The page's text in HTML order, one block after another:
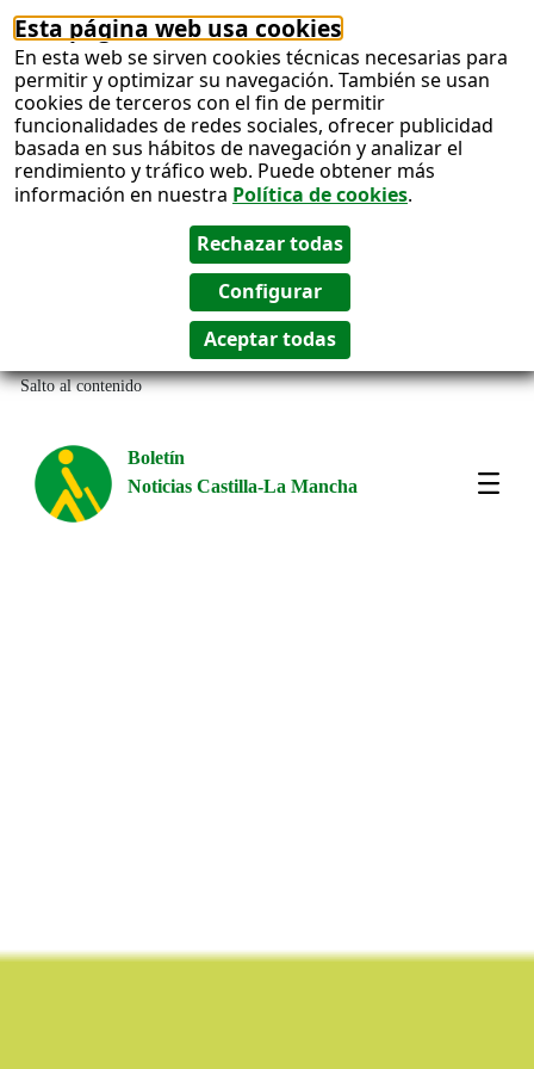
Esta página web usa cookies
En esta web se sirven cookies técnicas necesarias para
permitir y optimizar su navegación. También se usan
cookies de terceros con el fin de permitir
funcionalidades de redes sociales, ofrecer publicidad
basada en sus hábitos de navegación y analizar el
rendimiento y tráfico web. Puede obtener más
información en nuestra Política de cookies.
Salto al contenido
Boletín
Noticias Castilla-La Mancha